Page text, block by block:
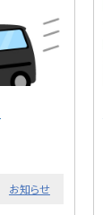
お知らせ